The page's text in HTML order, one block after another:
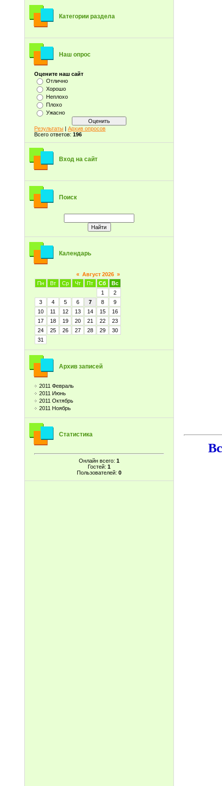
Категории раздела
Наш опрос
Оцените наш сайт
Отлично
Хорошо
Неплохо
Плохо
Ужасно
Результаты | Архив опросов
Всего ответов: 196
Вход на сайт
Поиск
Календарь
« Август 2026 »
Пн
Вт Ср Чт Пт Сб
Вс
1
2
3
4 5 6 7 8
9
10
11 12 13 14 15
16
17
18 19 20 21 22
23
24
25 26 27 28 29
30
31
Архив записей
2011 Февраль
2011 Июнь
2011 Октябрь
2011 Ноябрь
Статистика
Онлайн всего: 1
Гостей: 1
Пользователей: 0